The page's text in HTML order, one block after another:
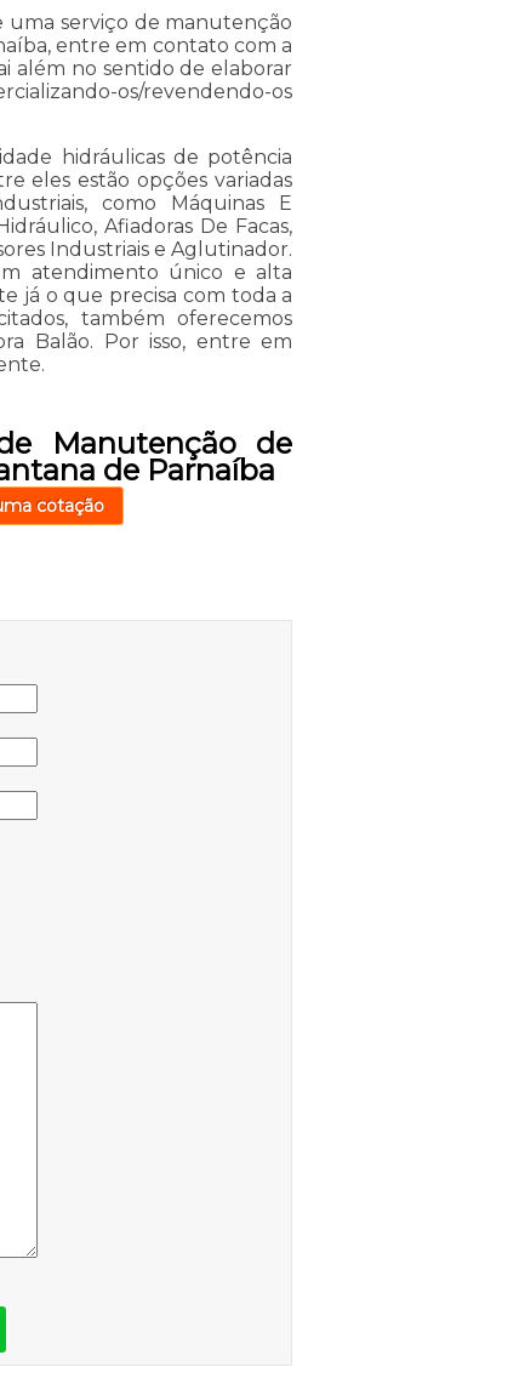
uma serviço de manutenção
entre em contato com a
além no sentido de elaborar
os/revendendo-os
hidráulicas de potência
eles estão opções variadas
como Máquinas E
Afiadoras De Facas,
Industriais e Aglutinador.
atendimento único e alta
já o que precisa com toda a
também oferecemos
Balão. Por isso, entre em
Manutenção de
de Parnaíba
cotação